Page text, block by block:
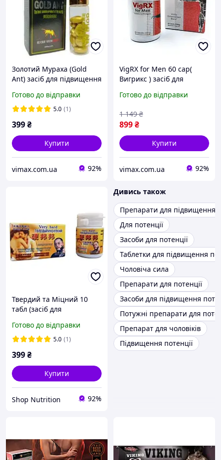
Золотий Мураха (Gold
Ant) засіб для підвищення
Готово до відправки
5.0 (1)
399₴
Купити
vimax.com.ua 92%
VigRX for Men 60 cap(
Вигрикс ) засіб для
Готово до відправки
899₴
1 149 ₴
Купити
vimax.com.ua 92%
Твердий та Міцний 10
табл (засіб для
Готово до відправки
5.0 (1)
399₴
Купити
Shop Nutrition 92%
Дивись також
Препарати для підвищення
Для потенції
Засоби для потенції
Таблетки для підвищення
Чоловіча сила
Препарати для потенції
Засоби для підвищення
Потужні препарати для
Препарат для чоловіків
Підвищення потенції